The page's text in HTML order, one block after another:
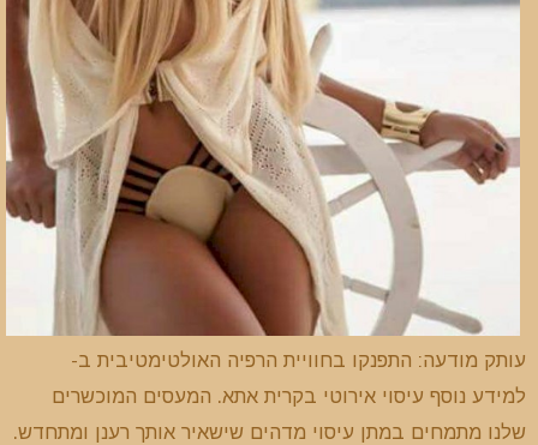
עותק מודעה: התפנקו בחוויית הרפיה האולטימטיבית ב-
למידע נוסף עיסוי אירוטי בקרית אתא. המעסים המוכשרים
שלנו מתמחים במתן עיסוי מדהים שישאיר אותך רענן ומתחדש.